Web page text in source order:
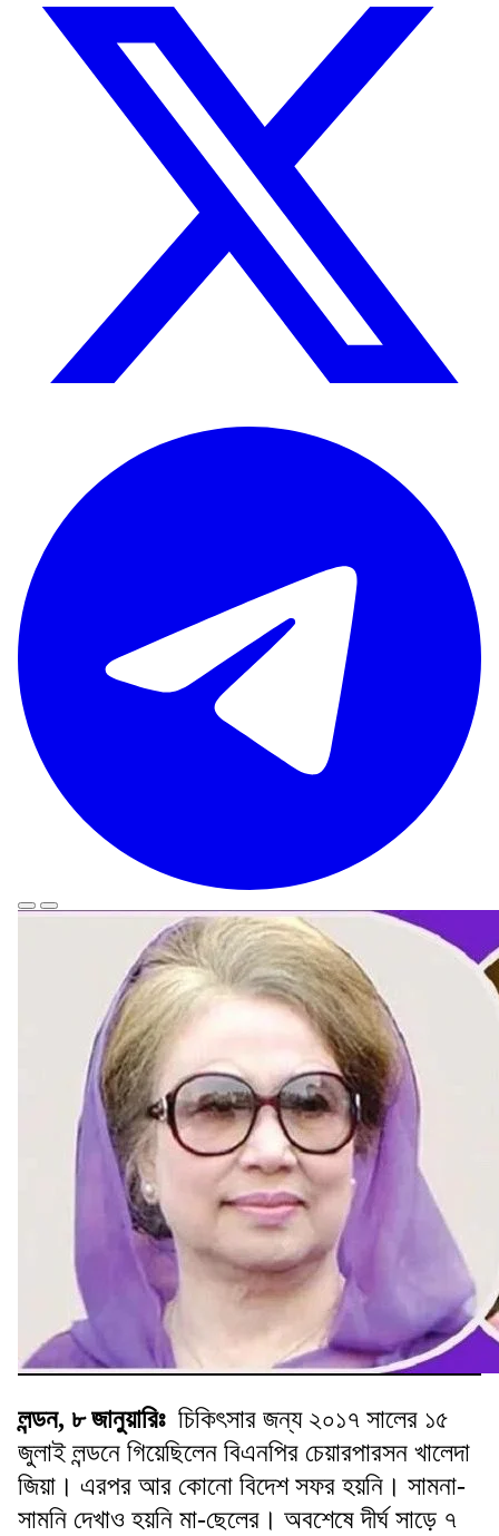
লন্ডন, ৮ জানুয়ারিঃ চিকিৎসার জন্য ২০১৭ সালের ১৫
জুলাই লন্ডনে গিয়েছিলেন বিএনপির চেয়ারপারসন খালেদা
জিয়া। এরপর আর কোনো বিদেশ সফর হয়নি। সামনা-
সামনি দেখাও হয়নি মা-ছেলের। অবশেষে দীর্ঘ সাড়ে ৭